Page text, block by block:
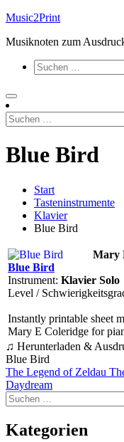
Zum
springen
Music2Print
Musiknoten zum
Suchen
nach:
Suchen
nach:
Blue Bird
Start
Tasteninstrumente
Klavier
Blue Bird
Mary
Blue Bird
Instrument: Klavier Solo
Level /
Instantly printable sheet
Mary E Coleridge for
♫ Herunterladen &
Blue Bird
The Legend of Zeldau
Daydream
Suchen
nach:
Kategorien